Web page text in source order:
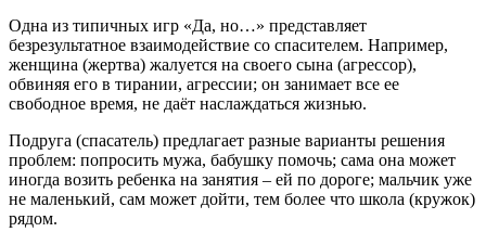
Одна из типичных игр «Да, но…» представляет
безрезультатное взаимодействие со спасителем. Например,
женщина (жертва) жалуется на своего сына (агрессор),
обвиняя его в тирании, агрессии; он занимает все ее
свободное время, не даёт наслаждаться жизнью.
Подруга (спасатель) предлагает разные варианты решения
проблем: попросить мужа, бабушку помочь; сама она может
иногда возить ребенка на занятия – ей по дороге; мальчик уже
не маленький, сам может дойти, тем более что школа (кружок)
рядом.